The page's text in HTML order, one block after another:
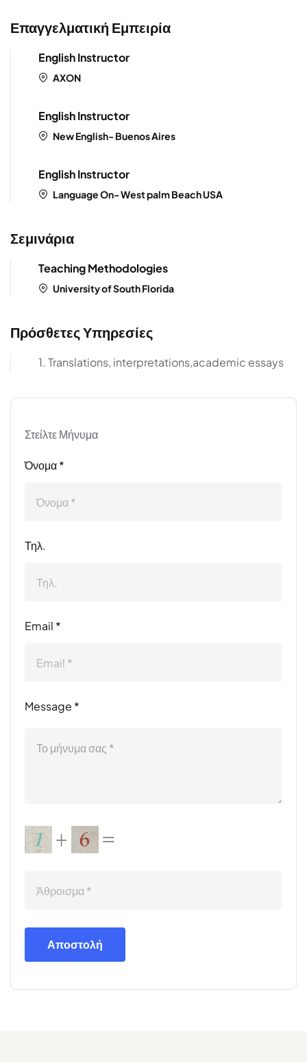
Επαγγελματική Εμπειρία
English Instructor
AXON
English Instructor
New English- Buenos Aires
English Instructor
Language On- West palm Beach USA
Σεμινάρια
Teaching Methodologies
University of South Florida
Πρόσθετες Υπηρεσίες
1. Translations, interpretations,academic essays
Στείλτε Μήνυμα
Όνομα *
Τηλ.
Email *
Message *
Αποστολή